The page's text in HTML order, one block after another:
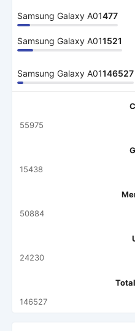
Samsung Galaxy A01477
Samsung Galaxy A011521
Samsung Galaxy A01146527
55975
15438
50884
24230
146527